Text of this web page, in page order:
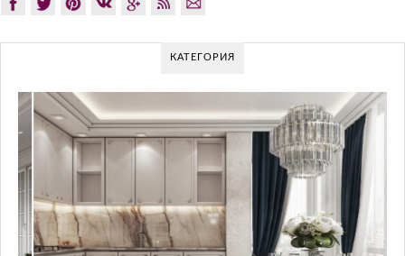
КАТЕГОРИЯ